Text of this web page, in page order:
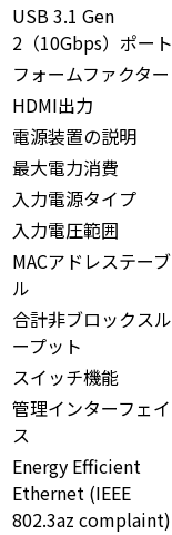
USB 3.1 Gen
2（10Gbps）ポート
フォームファクター
HDMI出力
電源装置の説明
最大電力消費
入力電源タイプ
入力電圧範囲
MACアドレステーブ
ル
合計非ブロックスル
ープット
スイッチ機能
管理インターフェイ
ス
Energy Efficient
Ethernet (IEEE
802.3az complaint)